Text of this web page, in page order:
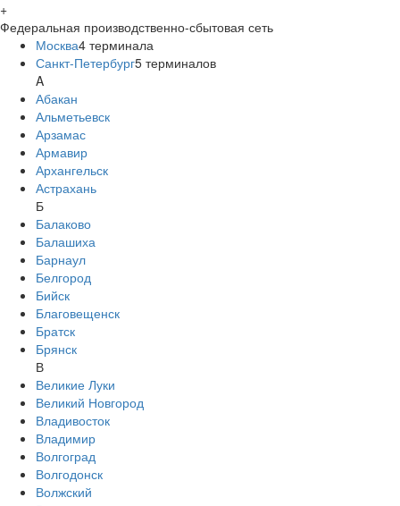
+
Федеральная производственно-сбытовая сеть
Москва4 терминала
Санкт-Петербург5 терминалов
A
Абакан
Альметьевск
Арзамас
Армавир
Архангельск
Астрахань
Б
Балаково
Балашиха
Барнаул
Белгород
Бийск
Благовещенск
Братск
Брянск
В
Великие Луки
Великий Новгород
Владивосток
Владимир
Волгоград
Волгодонск
Волжский